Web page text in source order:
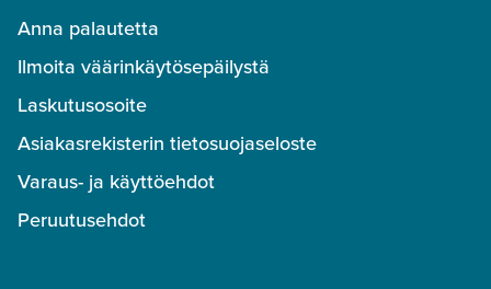
Anna palautetta
Ilmoita väärinkäytösepäilystä
Laskutusosoite
Asiakasrekisterin tietosuojaseloste
Varaus- ja käyttöehdot
Peruutusehdot